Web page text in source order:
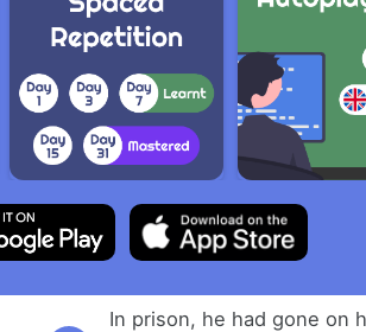
In prison, he had gone on